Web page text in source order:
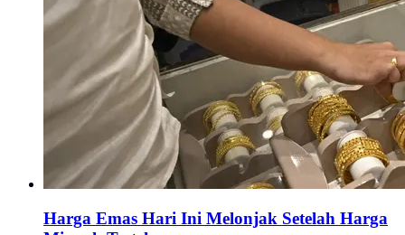
Harga Emas Hari Ini Melonjak Setelah Harga